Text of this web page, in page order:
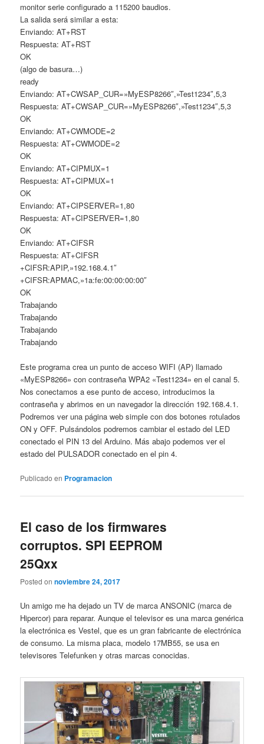
monitor serie configurado a 115200 baudios.
La salida será similar a esta:
Enviando: AT+RST
Respuesta: AT+RST
OK
(algo de basura…)
ready
Enviando: AT+CWSAP_CUR=»MyESP8266″,»Test1234″,5,3
Respuesta: AT+CWSAP_CUR=»MyESP8266″,»Test1234″,5,3
OK
Enviando: AT+CWMODE=2
Respuesta: AT+CWMODE=2
OK
Enviando: AT+CIPMUX=1
Respuesta: AT+CIPMUX=1
OK
Enviando: AT+CIPSERVER=1,80
Respuesta: AT+CIPSERVER=1,80
OK
Enviando: AT+CIFSR
Respuesta: AT+CIFSR
+CIFSR:APIP,»192.168.4.1″
+CIFSR:APMAC,»1a:fe:00:00:00:00″
OK
Trabajando
Trabajando
Trabajando
Trabajando
Este programa crea un punto de acceso WIFI (AP) llamado
«MyESP8266» con contraseña WPA2 «Test1234» en el canal 5.
Nos conectamos a ese punto de acceso, introducimos la
contraseña y abrimos en un navegador la dirección 192.168.4.1.
Podremos ver una página web simple con dos botones rotulados
ON y OFF. Pulsándolos podremos cambiar el estado del LED
conectado el PIN 13 del Arduino. Más abajo podemos ver el
estado del PULSADOR conectado en el pin 4.
Publicado en Programacion
El caso de los firmwares
corruptos. SPI EEPROM
25Qxx
Posted onnoviembre 24, 2017
Un amigo me ha dejado un TV de marca ANSONIC (marca de
Hipercor) para reparar. Aunque el televisor es una marca genérica
la electrónica es Vestel, que es un gran fabricante de electrónica
de consumo. La misma placa, modelo 17MB55, se usa en
televisores Telefunken y otras marcas conocidas.